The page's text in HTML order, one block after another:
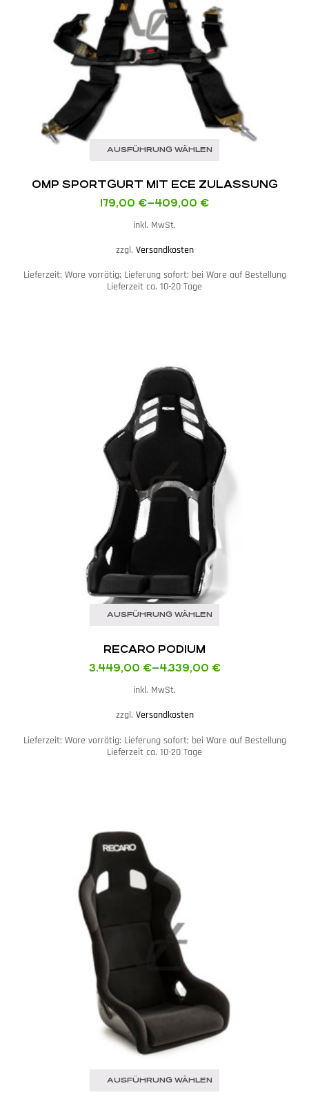
AUSFÜHRUNG WÄHLEN
OMP SPORTGURT MIT ECE ZULASSUNG
179,00 €–409,00 €
inkl. MwSt.
zzgl. Versandkosten
Lieferzeit: Ware vorrätig: Lieferung sofort; bei Ware auf Bestellung
Lieferzeit ca. 10-20 Tage
AUSFÜHRUNG WÄHLEN
RECARO PODIUM
3.449,00 €–4.339,00 €
inkl. MwSt.
zzgl. Versandkosten
Lieferzeit: Ware vorrätig: Lieferung sofort; bei Ware auf Bestellung
Lieferzeit ca. 10-20 Tage
AUSFÜHRUNG WÄHLEN